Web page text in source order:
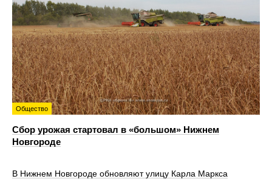
Общество
Сбор урожая стартовал в «большом» Нижнем
Новгороде
В Нижнем Новгороде обновляют улицу Карла Маркса